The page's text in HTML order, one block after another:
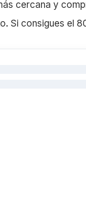
cercana y
Si consigues el